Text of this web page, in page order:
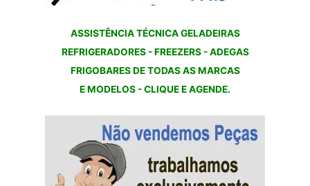
ASSISTÊNCIA TÉCNICA GELADEIRAS
REFRIGERADORES - FREEZERS - ADEGAS
FRIGOBARES DE TODAS AS MARCAS
E MODELOS - CLIQUE E AGENDE.